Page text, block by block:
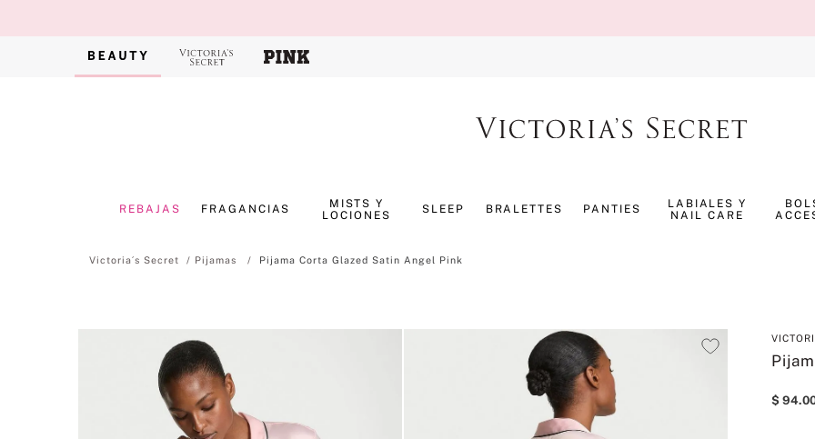
REBAJAS FRAGANCIAS
MISTS Y
LOCIONES
SLEEP BRALETTES PANTIES
LABIALES Y
NAIL CARE
Pijamas Pijama Corta Glazed Satin Angel Pink
$ 94.
.
perfumes
mist
8.
bare vanilla